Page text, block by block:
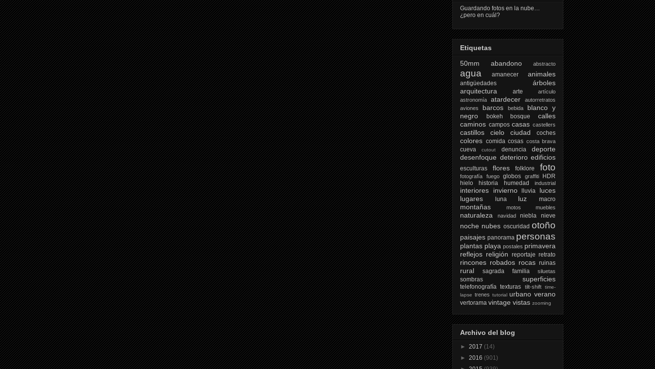
Guardando fotos en la nube…
¿pero en cuál?
Etiquetas
50mm
abandono abstracto
agua amanecer animales
antigüedades
árboles
arquitectura
arte
artículo
astronomía
atardecer
autorretratos
aviones
barcos bebida
blanco y
negro
bokeh bosque
calles
caminos campos casas castellers
castillos cielo ciudad coches
colores comida cosas costa brava
cueva cutout denuncia
deporte
desenfoque deterioro edificios
esculturas flores folklore foto
fotografía fuego globos graffiti
HDR
hielo
historia humedad industrial
interiores invierno lluvia
luces
lugares
luna luz macro
montañas motos muebles
naturaleza navidad niebla nieve
noche nubes oscuridad otoño
paisajes panorama personas
plantas playa postales primavera
reflejos religión reportaje retrato
rincones robados rocas ruinas
rural sagrada familia siluetas
sombras superficies
telefonografía texturas tilt-shift
time-
lapse trenes tutorial urbano verano
vertorama vintage vistas zooming
Archivo del blog
► 2017 (14)
► 2016 (901)